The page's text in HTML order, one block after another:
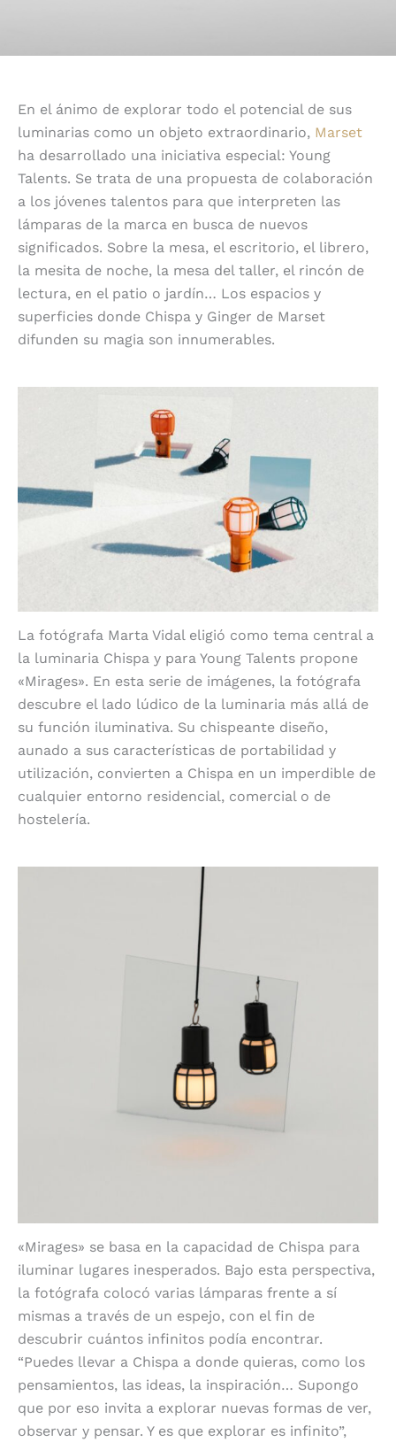
En el ánimo de explorar todo el potencial de sus
luminarias como un objeto extraordinario, Marset
ha desarrollado una iniciativa especial: Young
Talents. Se trata de una propuesta de colaboración
a los jóvenes talentos para que interpreten las
lámparas de la marca en busca de nuevos
significados. Sobre la mesa, el escritorio, el librero,
la mesita de noche, la mesa del taller, el rincón de
lectura, en el patio o jardín… Los espacios y
superficies donde Chispa y Ginger de Marset
difunden su magia son innumerables.
La fotógrafa Marta Vidal eligió como tema central a
la luminaria Chispa y para Young Talents propone
«Mirages». En esta serie de imágenes, la fotógrafa
descubre el lado lúdico de la luminaria más allá de
su función iluminativa. Su chispeante diseño,
aunado a sus características de portabilidad y
utilización, convierten a Chispa en un imperdible de
cualquier entorno residencial, comercial o de
hostelería.
«Mirages» se basa en la capacidad de Chispa para
iluminar lugares inesperados. Bajo esta perspectiva,
la fotógrafa colocó varias lámparas frente a sí
mismas a través de un espejo, con el fin de
descubrir cuántos infinitos podía encontrar.
“Puedes llevar a Chispa a donde quieras, como los
pensamientos, las ideas, la inspiración… Supongo
que por eso invita a explorar nuevas formas de ver,
observar y pensar. Y es que explorar es infinito”,